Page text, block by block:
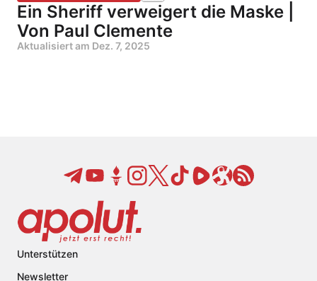
Ein Sheriff verweigert die Maske |
Von Paul Clemente
Aktualisiert am Dez. 7, 2025
Unterstützen
Newsletter